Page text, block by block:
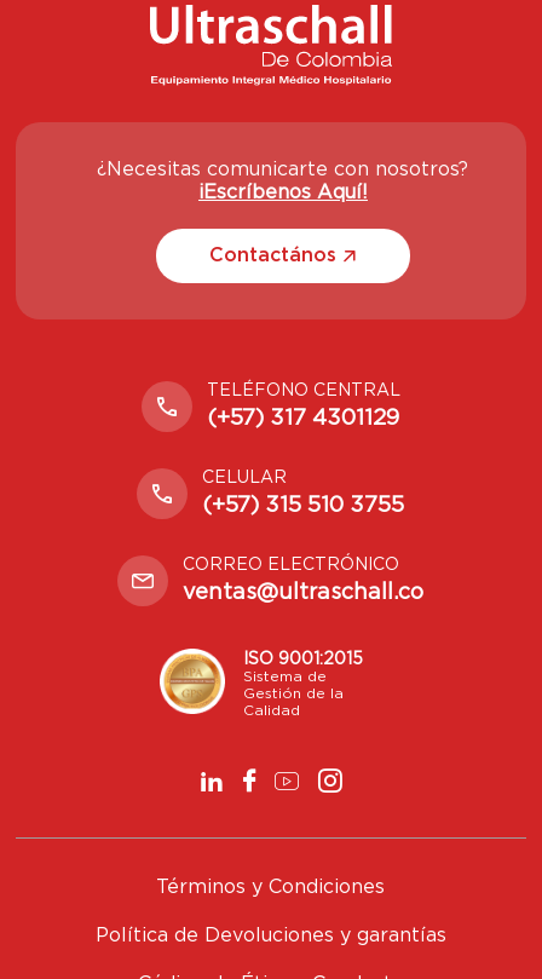
¿Necesitas comunicarte con nosotros?
¡Escríbenos Aquí!
Contactános
TELÉFONO CENTRAL
(+57) 317 4301129
CELULAR
(+57) 315 510 3755
CORREO ELECTRÓNICO
ventas@ultraschall.co
ISO 9001:2015
Sistema de
Gestión de la
Calidad
Términos y Condiciones
Política de Devoluciones y garantías